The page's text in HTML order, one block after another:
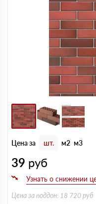
Цена за шт. м2 м3
39 руб
Цена за поддон: 18 720 руб